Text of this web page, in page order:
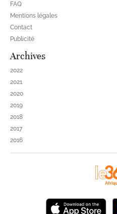
FAQ
Mentions légales
Contact
Publicité
Archives
2022
2021
2020
2019
2018
2017
2016